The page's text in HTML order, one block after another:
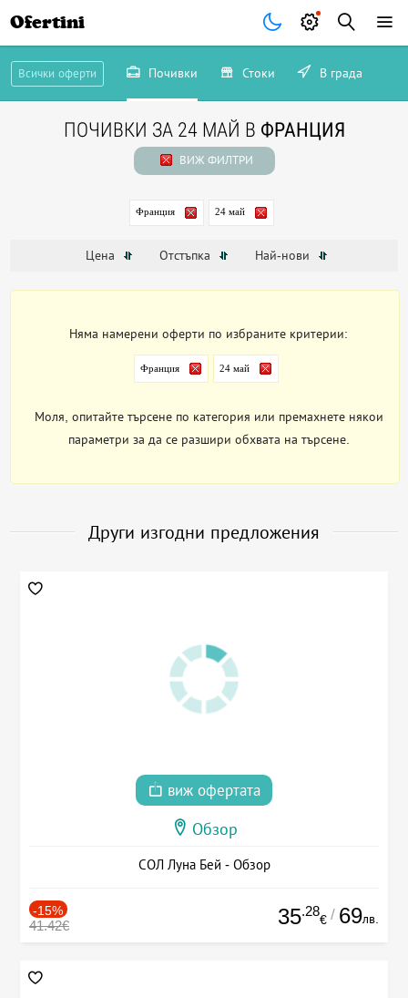
Ofertini
Всички оферти Почивки Стоки В града
ПОЧИВКИ ЗА 24 МАЙ В ФРАНЦИЯ
ВИЖ ФИЛТРИ
Франция 24 май
Цена Отстъпка Най-нови
Няма намерени оферти по избраните критерии:
Франция 24 май
Моля, опитайте търсене по категория или премахнете някои
параметри за да се разшири обхвата на търсене.
Други изгодни предложения
виж офертата
Обзор
СОЛ Луна Бей - Обзор
-15%
41.42€ 35.28
€ / 69лв.